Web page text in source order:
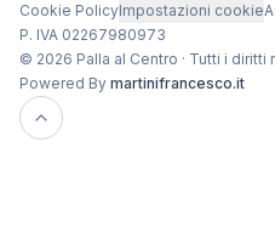
Cookie PolicyImpostazioni cookie
P. IVA 02267980973
© 2026 Palla al Centro · Tutti i diritti
Powered By martinifrancesco.it